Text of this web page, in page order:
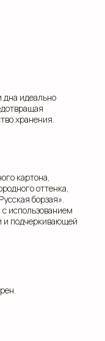
дна идеально
хранения.
картона,
оттенка,
борзая».
использованием
и подчеркивающей